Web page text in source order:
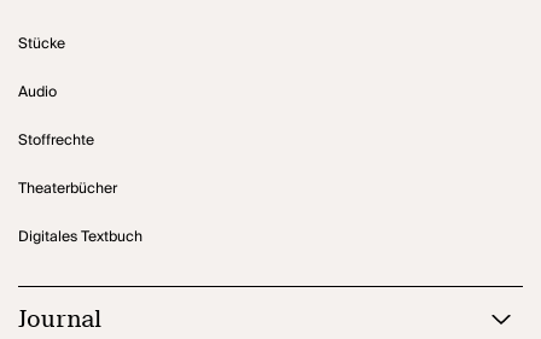
Stücke
Audio
Stoffrechte
Theaterbücher
Digitales Textbuch
Journal